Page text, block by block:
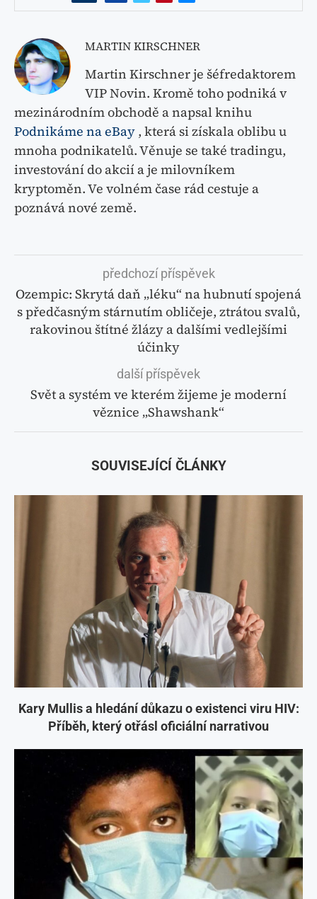
MARTIN KIRSCHNER
Martin Kirschner je šéfredaktorem
VIP Novin. Kromě toho podniká v
mezinárodním obchodě a napsal knihu
Podnikáme na eBay , která si získala oblibu u
mnoha podnikatelů. Věnuje se také tradingu,
investování do akcií a je milovníkem
kryptoměn. Ve volném čase rád cestuje a
poznává nové země.
předchozí příspěvek
Ozempic: Skrytá daň „léku“ na hubnutí spojená
s předčasným stárnutím obličeje, ztrátou svalů,
rakovinou štítné žlázy a dalšími vedlejšími
účinky
další příspěvek
Svět a systém ve kterém žijeme je moderní
věznice „Shawshank“
SOUVISEJÍCÍ ČLÁNKY
Kary Mullis a hledání důkazu o existenci viru HIV:
Příběh, který otřásl oficiální narrativou